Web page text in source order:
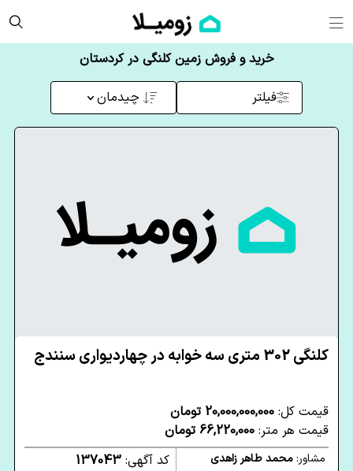
خرید و فروش زمین کلنگی در کردستان
فیلتر چیدمان
کلنگی 302 متری سه خوابه در چهاردیواری سنندج
قیمت کل: 20,000,000,000 تومان
قیمت هر متر: 66,220,000 تومان
مشاور:محمد طاهر زاهدی
کد آگهی: 137043